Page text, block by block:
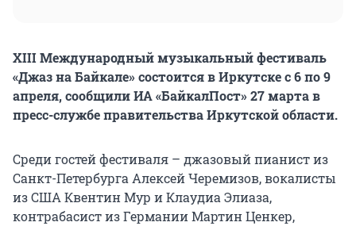
XIII Международный музыкальный фестиваль
«Джаз на Байкале» состоится в Иркутске с 6 по 9
апреля, сообщили ИА «БайкалПост» 27 марта в
пресс-службе правительства Иркутской области.
Среди гостей фестиваля – джазовый пианист из
Санкт-Петербурга Алексей Черемизов, вокалисты
из США Квентин Мур и Клаудиа Элиаза,
контрабасист из Германии Мартин Ценкер,